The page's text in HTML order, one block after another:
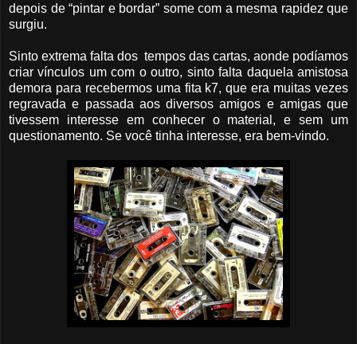
depois de “pintar e bordar” some com a mesma rapidez que
surgiu.
Sinto extrema falta dos tempos das cartas, aonde podíamos
criar vínculos um com o outro, sinto falta daquela amistosa
demora para recebermos uma fita k7, que era muitas vezes
regravada e passada aos diversos amigos e amigas que
tivessem interesse em conhecer o material, e sem um
questionamento. Se você tinha interesse, era bem-vindo.